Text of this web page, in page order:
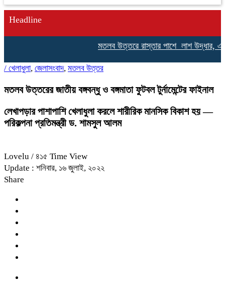
Headline
মতলব উত্তরে রাস্তার পাশে লাশ উদ্ধার,
/ খেলাধুলা, জেলাসংবাদ, মতলব উত্তর
মতলব উত্তরের জাতীয় বঙ্গবন্ধু ও বঙ্গমাতা ফুটবল টুর্নামেন্টের ফাইনাল
লেখাপড়ার পাশাপাশি খেলাধুলা করলে শারীরিক মানসিক বিকাশ হয় —
পরিকল্পনা প্রতিমন্ত্রী ড. শামসুল আলম
Lovelu / ৪১৫ Time View
Update : শনিবার, ১৬ জুলাই, ২০২২
Share